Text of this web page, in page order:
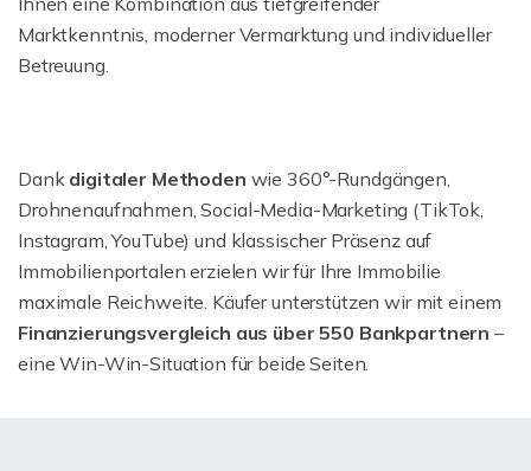
Marktkenntnis, moderner Vermarktung und individueller
Betreuung.
Dank digitaler Methoden wie 360°-Rundgängen,
Drohnenaufnahmen, Social-Media-Marketing (TikTok,
Instagram, YouTube) und klassischer Präsenz auf
Immobilienportalen erzielen wir für Ihre Immobilie
maximale Reichweite. Käufer unterstützen wir mit einem
Finanzierungsvergleich aus über 550 Bankpartnern –
eine Win-Win-Situation für beide Seiten.